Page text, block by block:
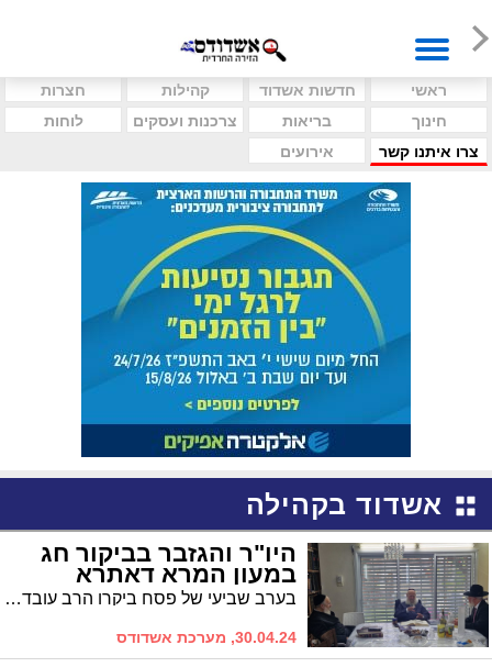
ראשי חדשות אשדוד קהילות
חצרות
חינוך
בריאות צרכנות ועסקים
לוחות
צרו איתנו קשר
אירועים
אשדוד בקהילה
היו"ר והגזבר בביקור חג
במעון המרא דאתרא
בערב שביעי של פסח ביקרו הרב עובדיה דהן והרב מרדכי חסיד אצל המרא דאתרא הגר"י שיינין
30.04.24, מערכת אשדודס